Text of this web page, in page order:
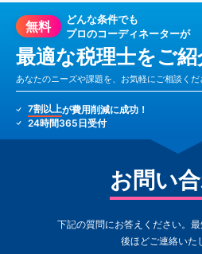
無料
どんな条件でも
プロのコーディネーターが
最適な税理士をご紹
あなたのニーズや課題を、お気軽にご相談くだ
7割以上が費用削減に成功！
24時間365日受付
お問い
下記の質問にお答えください。
後ほどご連絡いた